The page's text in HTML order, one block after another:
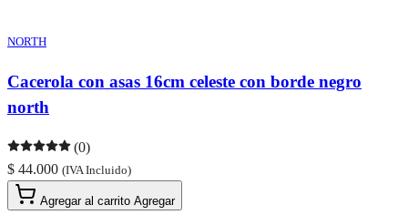
NORTH
Cacerola con asas 16cm celeste con borde negro
north
(0)
$ 44.000 (IVA Incluido)
Agregar al carrito Agregar